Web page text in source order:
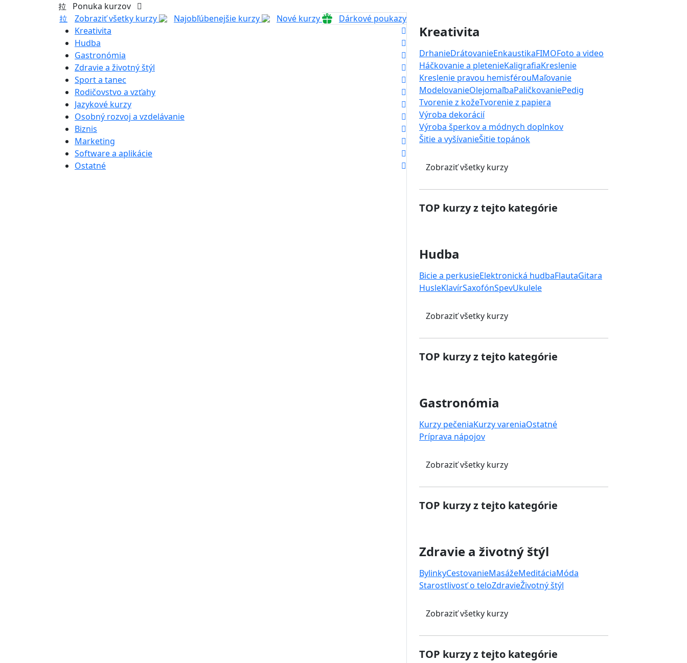
Ponuka kurzov
Zobraziť všetky kurzy
Najobľúbenejšie kurzy Nové kurzy
Dárkové poukazy
Kreativita
Hudba
Gastronómia
Zdravie a životný štýl
Sport a tanec
Rodičovstvo a vzťahy
Jazykové kurzy
Osobný rozvoj a vzdelávanie
Biznis
Marketing
Software a aplikácie
Ostatné
Kreativita
DrhanieDrátovanieEnkaustikaFIMOFoto a video
Háčkovanie a pletenieKaligrafiaKreslenie
Kreslenie pravou hemisférouMaľovanie
ModelovanieOlejomaľbaPaličkovaniePedig
Tvorenie z kožeTvorenie z papiera
Výroba dekorácií
Výroba šperkov a módnych doplnkov
Šitie a vyšívanieŠitie topánok
Zobraziť všetky kurzy
TOP kurzy z tejto kategórie
Hudba
Bicie a perkusieElektronická hudbaFlautaGitara
HusleKlavírSaxofónSpevUkulele
Zobraziť všetky kurzy
TOP kurzy z tejto kategórie
Gastronómia
Kurzy pečeniaKurzy vareniaOstatné
Príprava nápojov
Zobraziť všetky kurzy
TOP kurzy z tejto kategórie
Zdravie a životný štýl
BylinkyCestovanieMasážeMeditáciaMóda
Starostlivosť o teloZdravieŽivotný štýl
Zobraziť všetky kurzy
TOP kurzy z tejto kategórie